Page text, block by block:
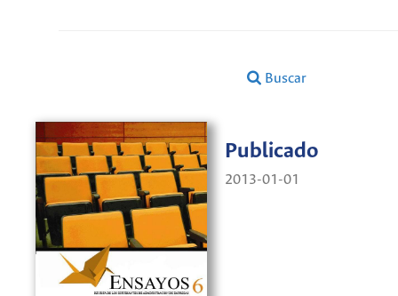
Buscar
Publicado
2013-01-01